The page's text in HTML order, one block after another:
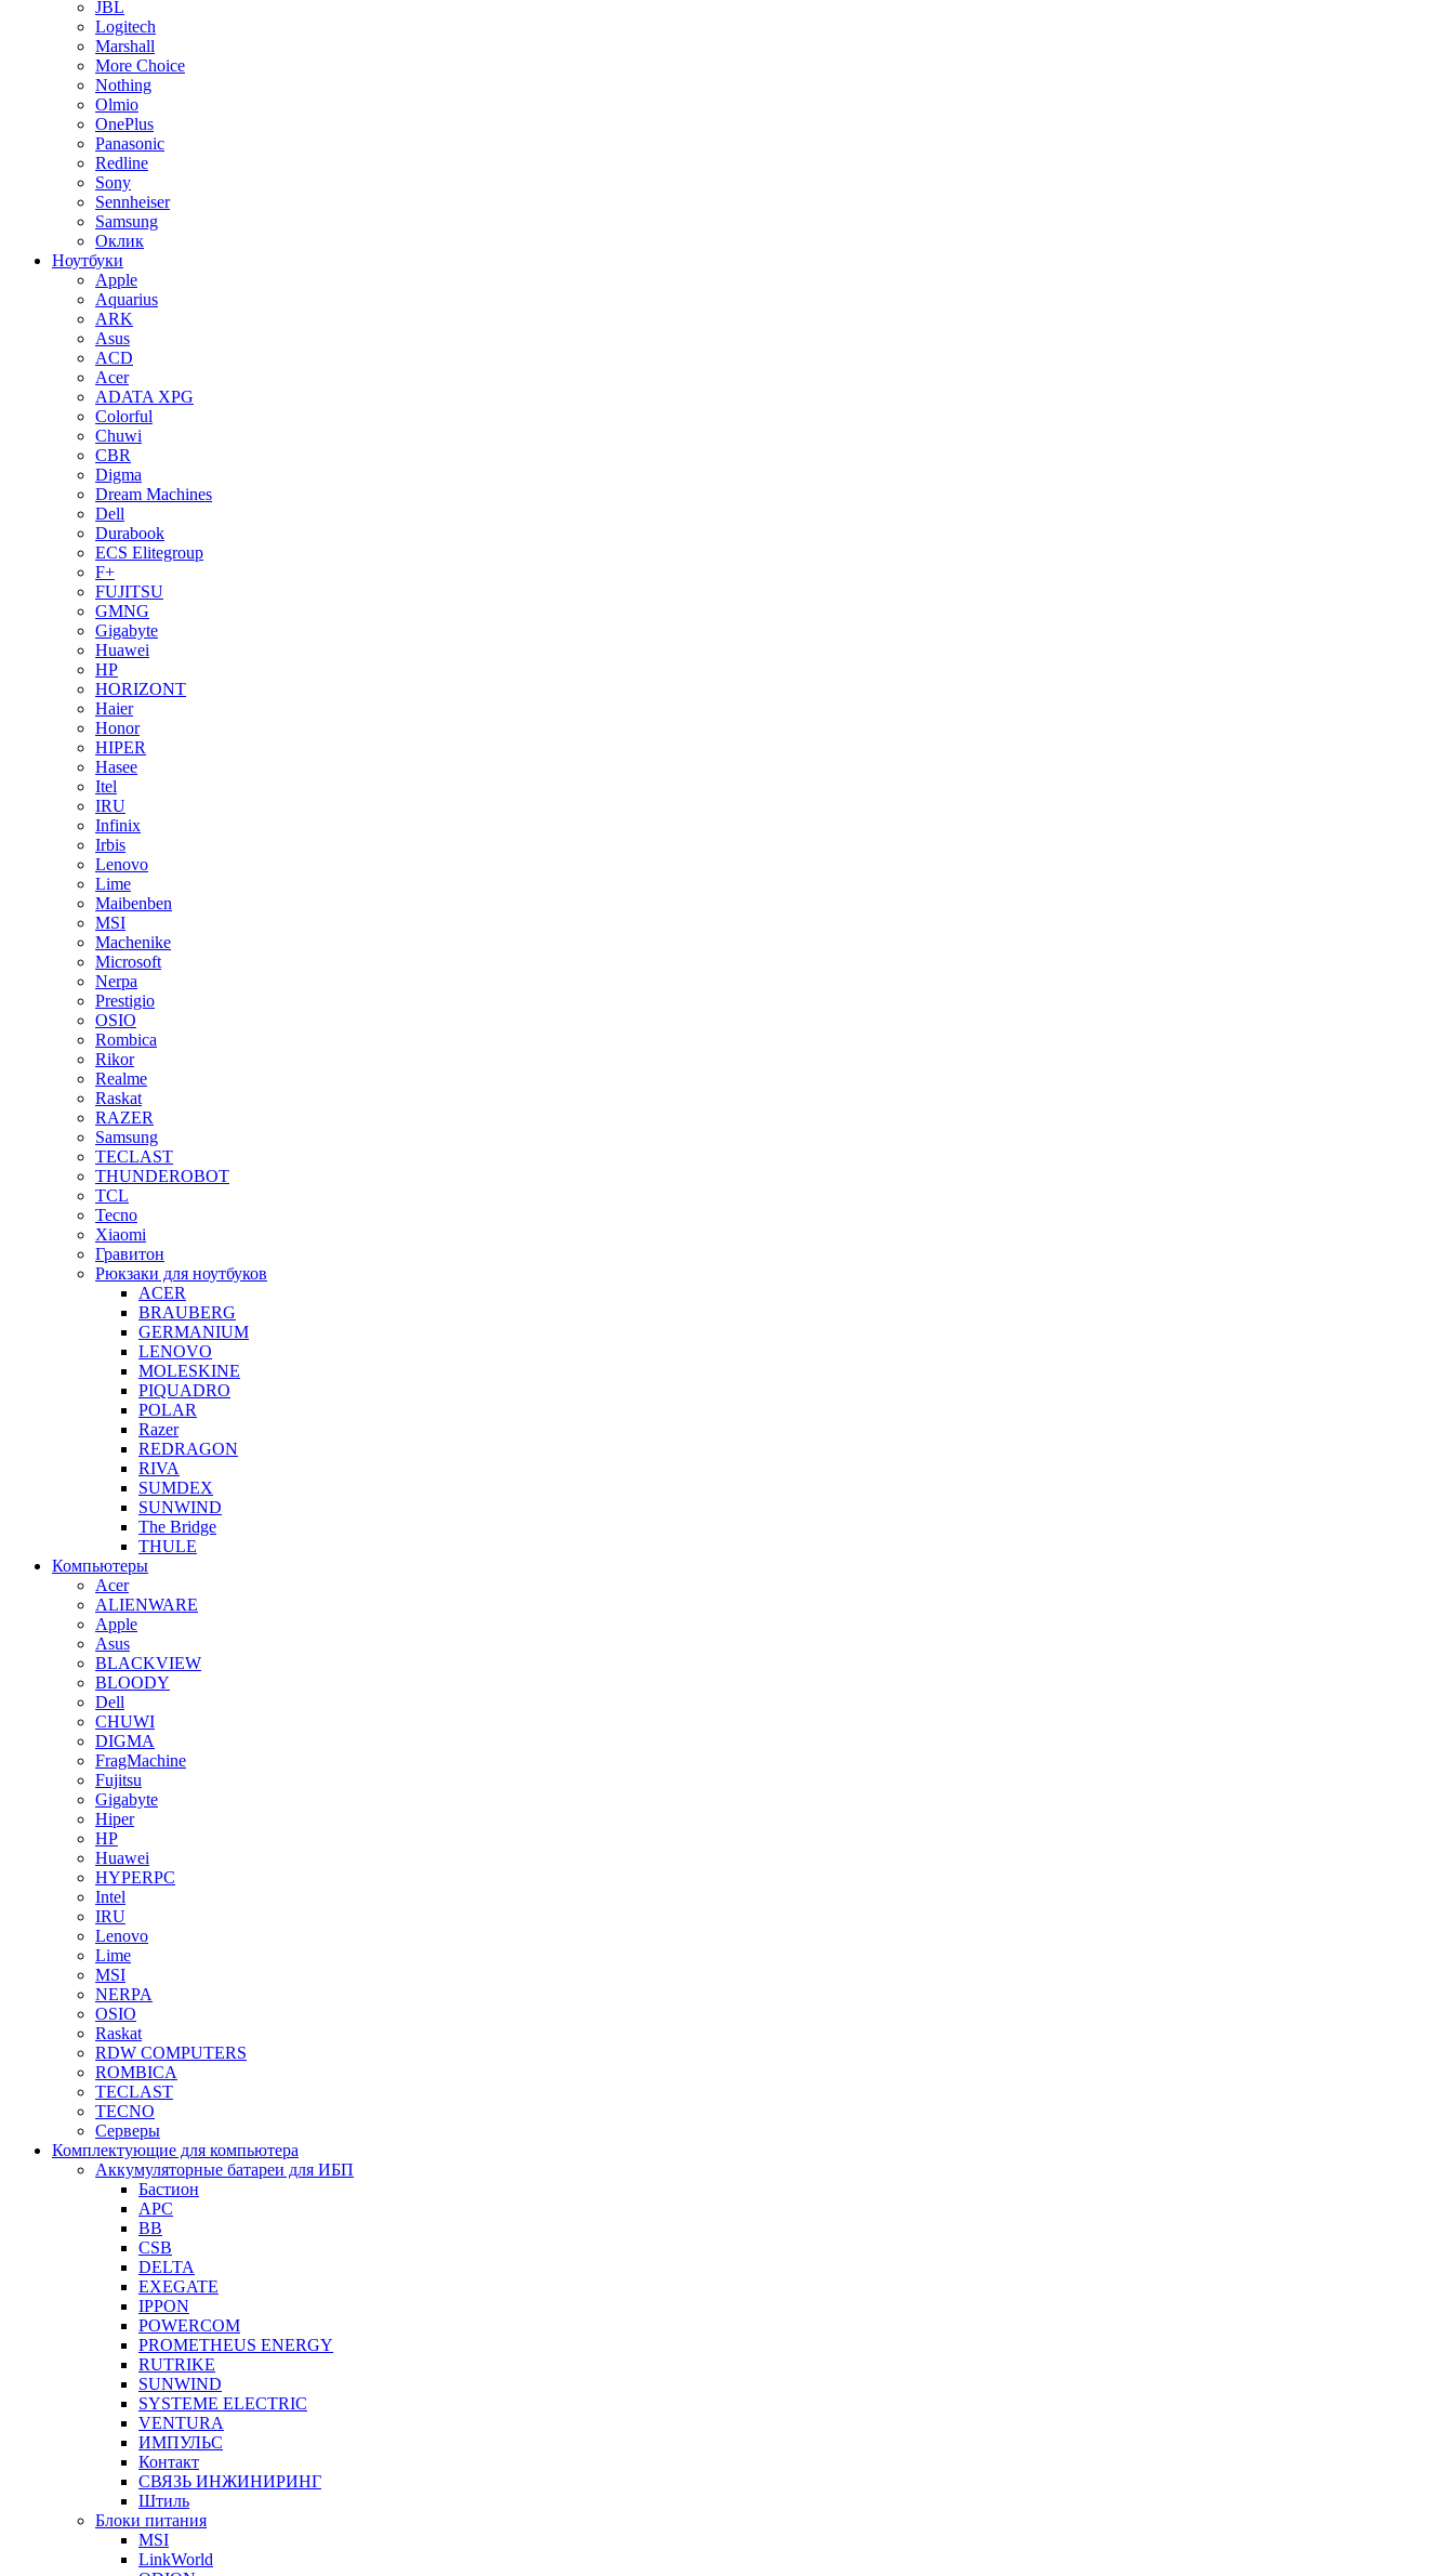
JBL
Logitech
Marshall
More Choice
Nothing
Olmio
OnePlus
Panasonic
Redline
Sony
Sennheiser
Samsung
Оклик
Ноутбуки
Apple
Aquarius
ARK
Asus
ACD
Acer
ADATA XPG
Colorful
Chuwi
CBR
Digma
Dream Machines
Dell
Durabook
ECS Elitegroup
F+
FUJITSU
GMNG
Gigabyte
Huawei
HP
HORIZONT
Haier
Honor
HIPER
Hasee
Itel
IRU
Infinix
Irbis
Lenovo
Lime
Maibenben
MSI
Machenike
Microsoft
Nerpa
Prestigio
OSIO
Rombica
Rikor
Realme
Raskat
RAZER
Samsung
TECLAST
THUNDEROBOT
TCL
Tecno
Xiaomi
Гравитон
Рюкзаки для ноутбуков
ACER
BRAUBERG
GERMANIUM
LENOVO
MOLESKINE
PIQUADRO
POLAR
Razer
REDRAGON
RIVA
SUMDEX
SUNWIND
The Bridge
THULE
Компьютеры
Acer
ALIENWARE
Apple
Asus
BLACKVIEW
BLOODY
Dell
CHUWI
DIGMA
FragMachine
Fujitsu
Gigabyte
Hiper
HP
Huawei
HYPERPC
Intel
IRU
Lenovo
Lime
MSI
NERPA
OSIO
Raskat
RDW COMPUTERS
ROMBICA
TECLAST
TECNO
Серверы
Комплектующие для компьютера
Аккумуляторные батареи для ИБП
Бастион
APC
BB
CSB
DELTA
EXEGATE
IPPON
POWERCOM
PROMETHEUS ENERGY
RUTRIKE
SUNWIND
SYSTEME ELECTRIC
VENTURA
ИМПУЛЬС
Контакт
СВЯЗЬ ИНЖИНИРИНГ
Штиль
Блоки питания
MSI
LinkWorld